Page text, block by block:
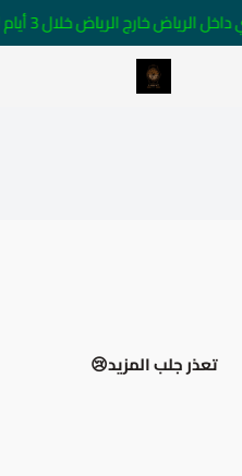
الرياض خارج الرياض خلال 3 أيام 🚚
متجر ساعات رومانس
تعذر جلب المزيد😢